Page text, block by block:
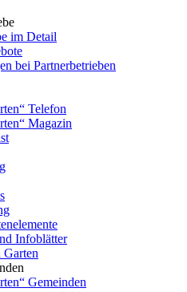
im Detail
bei Partnerbetrieben
Telefon
Magazin
Infoblätter
Gemeinden